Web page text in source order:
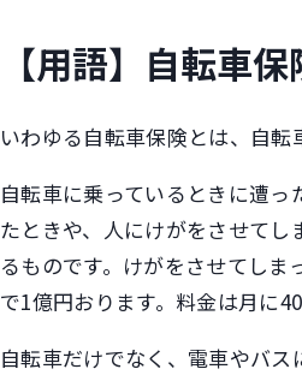
【用語】自転車保
いわゆる自転車保険とは、自転
自転車に乗っているときに遭っ
たときや、人にけがをさせてし
るものです。けがをさせてしま
で1億円おります。料金は月に
自転車だけでなく、電車やバス